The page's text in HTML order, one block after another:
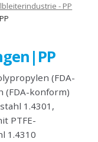
- PP
(FDA-
(FDA-konform)
1.4301,
PTFE-
1.4310